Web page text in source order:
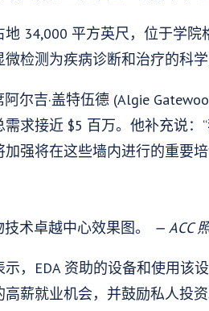
地 34,000 平方英尺，位于学
检测为疾病诊断和治疗的科学
阿尔吉·盖特伍德 (Algie
需求接近 $5 百万。他补充说
加强将在这些墙内进行的重要
技术卓越中心效果图。 — ACC
示，EDA 资助的设备和使用该
高薪就业机会，并鼓励私人投资